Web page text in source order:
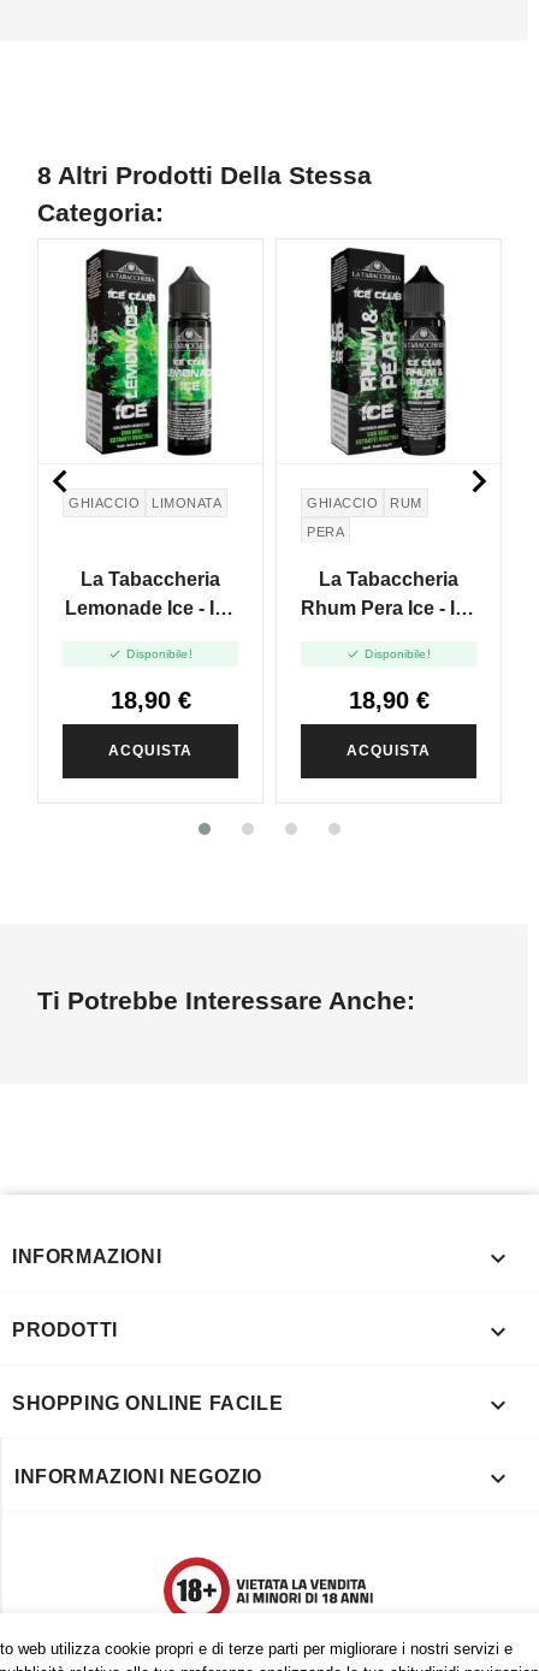
8 Altri Prodotti Della Stessa
Categoria:
GHIACCIO LIMONATA
La Tabaccheria
Lemonade Ice - Ice
20ml
 Disponibile!
18,90 €
ACQUISTA
GHIACCIO
RUM
PERA
La Tabaccheria
Rhum Pera Ice - Ice
20ml
 Disponibile!
18,90 €
ACQUISTA
 
Ti Potrebbe Interessare Anche:
web utilizza cookie propri e di terze parti per migliorare i nostri servizi e
INFORMAZIONI 
PRODOTTI 
SHOPPING ONLINE FACILE 
INFORMAZIONI NEGOZIO 